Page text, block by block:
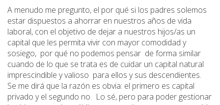
A menudo me pregunto, el por qué si los padres solemos
estar dispuestos a ahorrar en nuestros años de vida
laboral, con el objetivo de dejar a nuestros hijos/as un
capital que les permita vivir con mayor comodidad y
sosiego, por qué no podemos pensar de forma similar
cuando de lo que se trata es de cuidar un capital natural
imprescindible y valioso para ellos y sus descendientes.
Se me dirá que la razón es obvia: el primero es capital
privado y el segundo no. Lo sé, pero para poder gestionar